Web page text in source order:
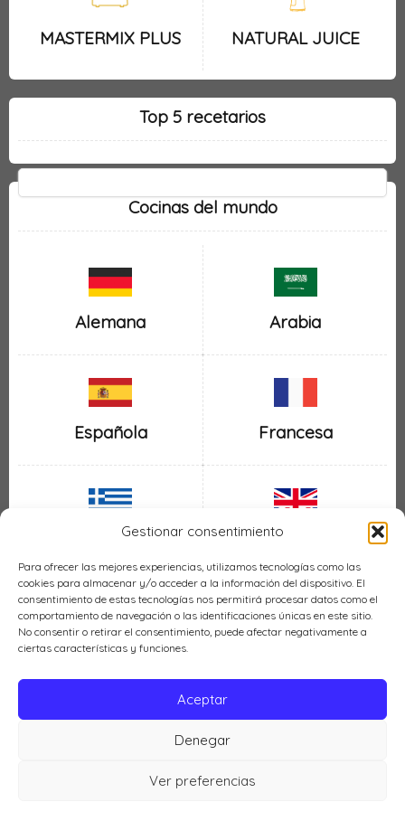
Gestionar consentimiento
Para ofrecer las mejores experiencias, utilizamos tecnologías como las
cookies para almacenar y/o acceder a la información del dispositivo. El
consentimiento de estas tecnologías nos permitirá procesar datos como el
comportamiento de navegación o las identificaciones únicas en este sitio.
No consentir o retirar el consentimiento, puede afectar negativamente a
ciertas características y funciones.
Aceptar
Denegar
Ver preferencias
MASTERMIX PLUS NATURAL JUICE
Top 5 recetarios
Cocinas del mundo
Alemana Arabia
Española Francesa
Griega Inglesa
Italiana